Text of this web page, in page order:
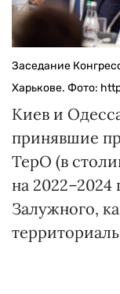
Заседание
Харькове. Фото:
Киев и
принявшие
ТерО (в
на 2022–2024
Залужного,
меньше
президент.